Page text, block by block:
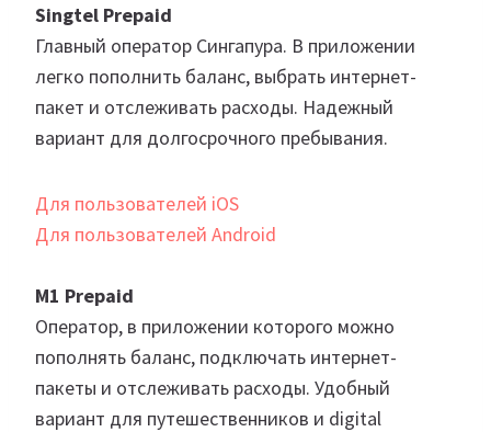
Singtel Prepaid
Главный оператор Сингапура. В приложении
легко пополнить баланс, выбрать интернет-
пакет и отслеживать расходы. Надежный
вариант для долгосрочного пребывания.
Для пользователей iOS
Для пользователей Android
M1 Prepaid
Оператор, в приложении которого можно
пополнять баланс, подключать интернет-
пакеты и отслеживать расходы. Удобный
вариант для путешественников и digital